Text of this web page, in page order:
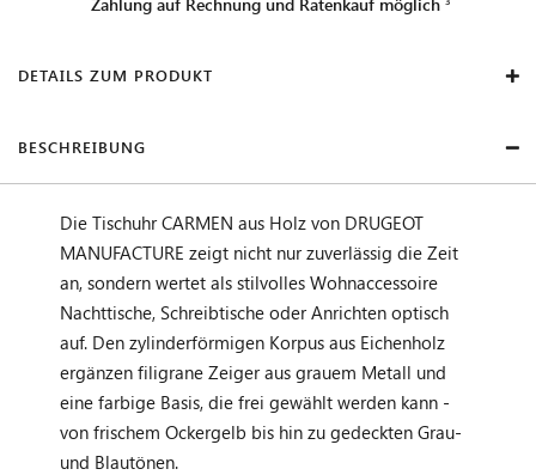
DETAILS ZUM PRODUKT
BESCHREIBUNG
Die Tischuhr CARMEN aus Holz von DRUGEOT
MANUFACTURE zeigt nicht nur zuverlässig die Zeit
an, sondern wertet als stilvolles Wohnaccessoire
Nachttische, Schreibtische oder Anrichten optisch
auf. Den zylinderförmigen Korpus aus Eichenholz
ergänzen filigrane Zeiger aus grauem Metall und
eine farbige Basis, die frei gewählt werden kann -
von frischem Ockergelb bis hin zu gedeckten Grau-
und Blautönen.